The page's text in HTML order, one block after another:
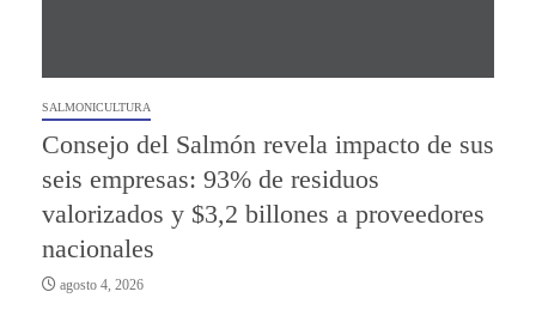
SALMONICULTURA
Consejo del Salmón revela impacto de sus
seis empresas: 93% de residuos
valorizados y $3,2 billones a proveedores
nacionales
agosto 4, 2026